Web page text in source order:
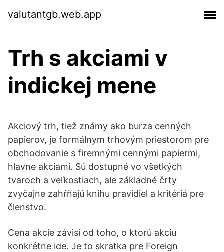
valutantgb.web.app
Trh s akciami v
indickej mene
Akciový trh, tiež známy ako burza cenných
papierov, je formálnym trhovým priestorom pre
obchodovanie s firemnými cennými papiermi,
hlavne akciami. Sú dostupné vo všetkých
tvaroch a veľkostiach, ale základné črty
zvyčajne zahŕňajú knihu pravidiel a kritériá pre
členstvo.
Cena akcie závisí od toho, o ktorú akciu
konkrétne ide. Je to skratka pre Foreign